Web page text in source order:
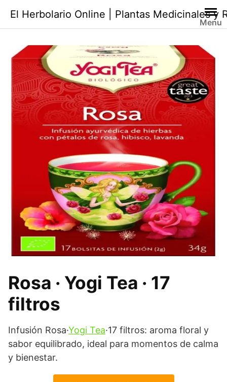
contenido
El Herbolario Online | Plantas Medicinales y
Menu
Rosa · Yogi Tea · 17
filtros
Infusión Rosa·Yogi Tea·17 filtros: aroma floral y
sabor equilibrado, ideal para momentos de calma
y bienestar.